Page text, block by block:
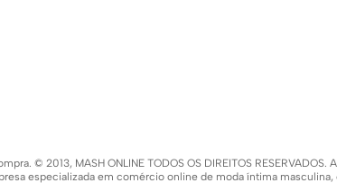
© 2013, MASH ONLINE TODOS OS DIREITOS RESERVADOS.
especializada em comércio online de moda íntima